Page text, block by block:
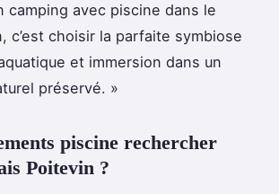
camping avec piscine dans le
c’est choisir la parfaite symbiose
et immersion dans un
préservé. »
piscine rechercher
Poitevin ?